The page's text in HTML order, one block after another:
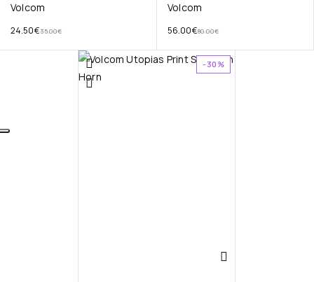
Volcom
35.00€
24.50€
Volcom
80.00€
56.00€
-30%